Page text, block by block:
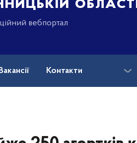
вебпортал
Контакти